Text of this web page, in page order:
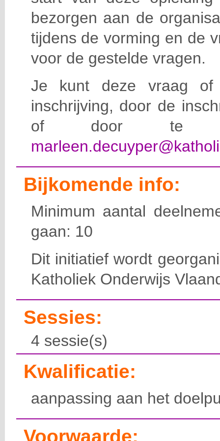
bezorgen aan de
tijdens de vorming en de
voor de gestelde vragen.
Je kunt deze vraag of
inschrijving, door de
of door te e-
Bijkomende info:
Minimum aantal
gaan: 10
Dit initiatief wordt
Katholiek Onderwijs
Sessies:
4 sessie(s)
Kwalificatie:
aanpassing aan het
Voorwaarde: